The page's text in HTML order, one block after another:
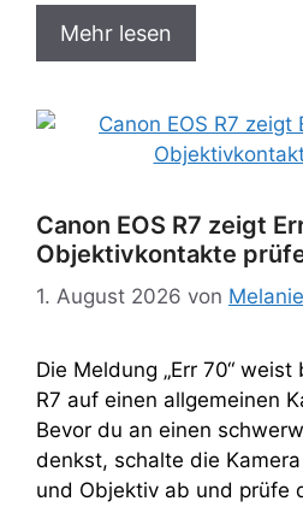
Mehr lesen
Canon EOS R7 zeigt
Objektivkontakte
1. August 2026 von
Die Meldung „Err 70“ weist
R7 auf einen allgemeinen
Bevor du an einen
denkst, schalte die
und Objektiv ab und prüfe